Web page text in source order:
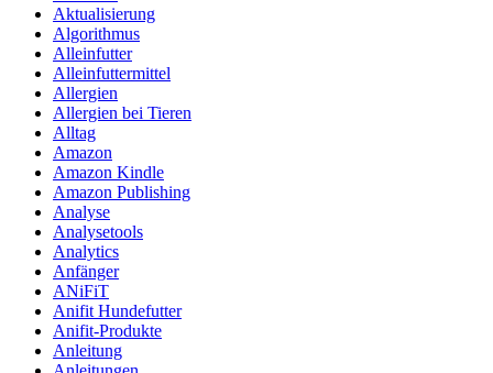
Aktualisierung
Algorithmus
Alleinfutter
Alleinfuttermittel
Allergien
Allergien bei Tieren
Alltag
Amazon
Amazon Kindle
Amazon Publishing
Analyse
Analysetools
Analytics
Anfänger
ANiFiT
Anifit Hundefutter
Anifit-Produkte
Anleitung